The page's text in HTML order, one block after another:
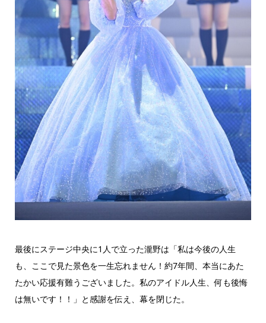
最後にステージ中央に1人で立った瀧野は「私は今後の人生
も、ここで見た景色を一生忘れません！約7年間、本当にあた
たかい応援有難うございました。私のアイドル人生、何も後悔
は無いです！！」と感謝を伝え、幕を閉じた。